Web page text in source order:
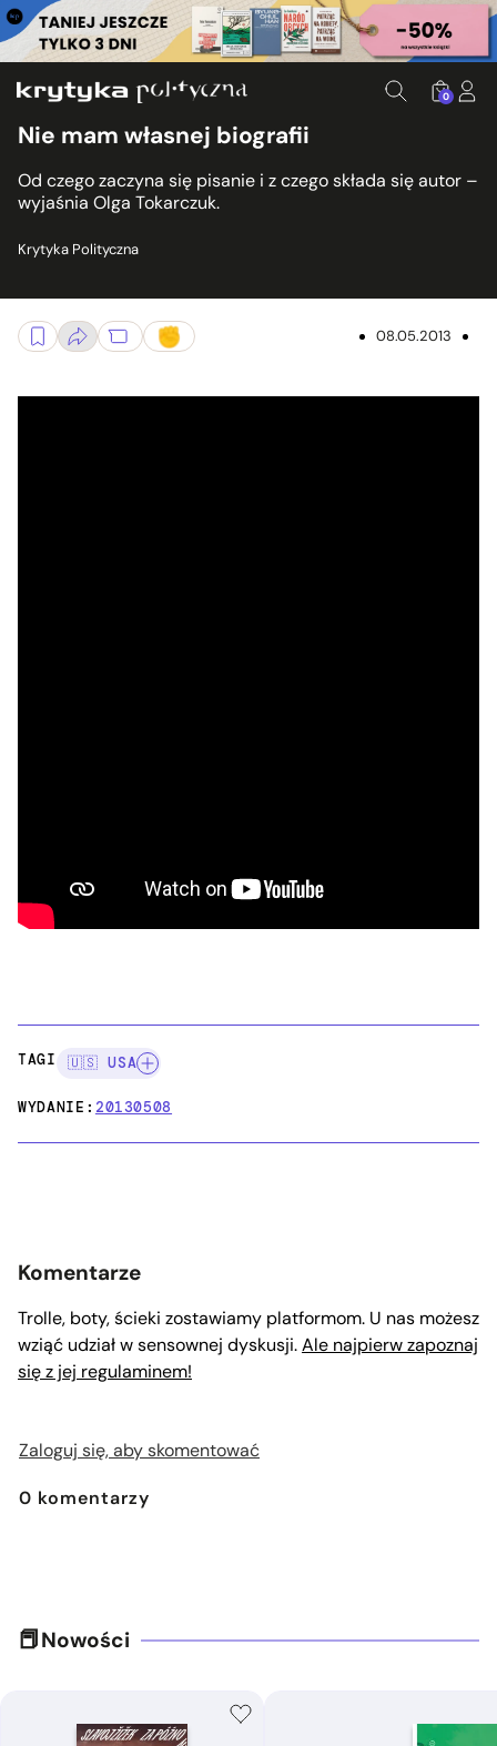
0
Nie mam własnej biografii
Od czego zaczyna się pisanie i z czego składa się autor –
wyjaśnia Olga Tokarczuk.
Krytyka Polityczna
08.05.2013
TAGI: 🇺🇸 USA
WYDANIE:20130508
Komentarze
Trolle, boty, ścieki zostawiamy platformom. U nas możesz
wziąć udział w sensownej dyskusji.Ale najpierw zapoznaj
się z jej regulaminem!
Zaloguj się, aby skomentować
0 komentarzy
Nowości